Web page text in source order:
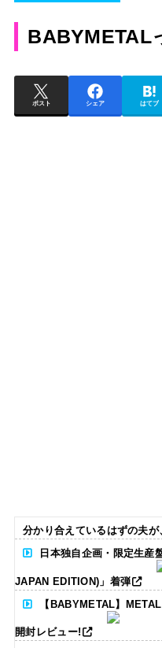
BABYMETAL
ポスト シェア はてブ
分かり合えているはずの夫が
日本独自企画・限定生産
JAPAN EDITION)」着弾
【BABYMETAL】
開封レビュー!